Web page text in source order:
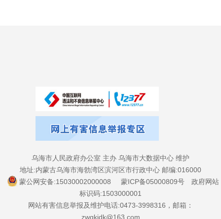
乌海市人民政府办公室 主办 乌海市大数据中心 维护
地址:内蒙古乌海市海勃湾区滨河区市行政中心 邮编:016000
蒙公网安备:15030002000008
蒙ICP备05000809号
政府网站
标识码:1503000001
网站有害信息举报及维护电话:0473-3998316，邮箱：
zwgkjdk@163.com